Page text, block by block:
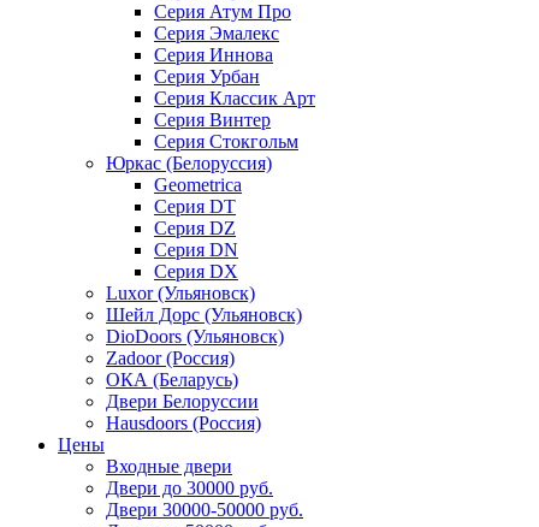
Серия Атум Про
Серия Эмалекс
Серия Иннова
Серия Урбан
Серия Классик Арт
Серия Винтер
Серия Стокгольм
Юркас (Белоруссия)
Geometrica
Серия DT
Серия DZ
Серия DN
Серия DX
Luxor (Ульяновск)
Шейл Дорс (Ульяновск)
DioDoors (Ульяновск)
Zadoor (Россия)
ОКА (Беларусь)
Двери Белоруссии
Hausdoors (Россия)
Цены
Входные двери
Двери до 30000 руб.
Двери 30000-50000 руб.